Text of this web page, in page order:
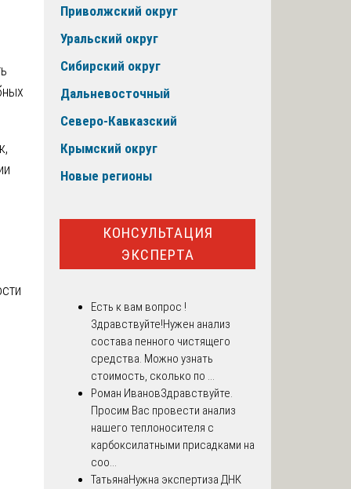
Приволжский округ
Уральский округ
Сибирский округ
Дальневосточный
Северо-Кавказский
Крымский округ
Новые регионы
КОНСУЛЬТАЦИЯ
ЭКСПЕРТА
Есть к вам вопрос !
Здравствуйте!Нужен анализ
состава пенного чистящего
средства. Можно узнать
стоимость, сколько по ...
Роман ИвановЗдравствуйте.
Просим Вас провести анализ
нашего теплоносителя с
карбоксилатными присадками на
соо...
ТатьянаНужна экспертиза ДНК